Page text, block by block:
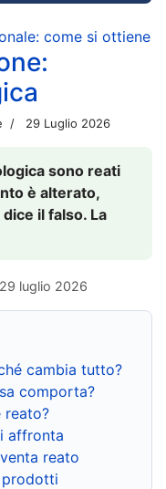
come si ottiene
29 Luglio 2026
sono reati
è alterato,
il falso. La
29 luglio 2026
cambia tutto?
comporta?
reato?
affronta
reato
prodotti